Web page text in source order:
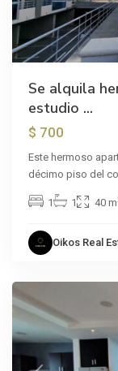
Se alquila
estudio ...
$ 700
Este hermoso
décimo piso del
1 1 40 m
Oikos Real